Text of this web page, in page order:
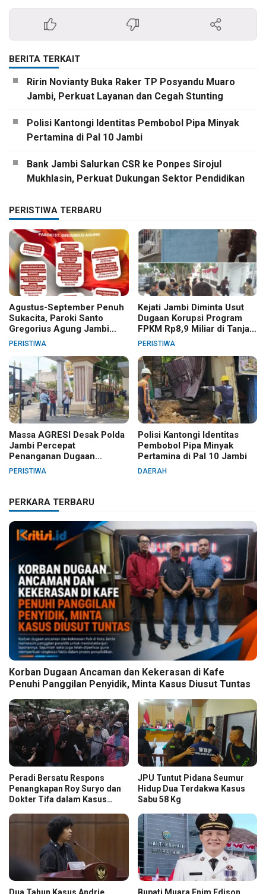
BERITA TERKAIT
Ririn Novianty Buka Raker TP Posyandu Muaro
Jambi, Perkuat Layanan dan Cegah Stunting
Polisi Kantongi Identitas Pembobol Pipa Minyak
Pertamina di Pal 10 Jambi
Bank Jambi Salurkan CSR ke Ponpes Sirojul
Mukhlasin, Perkuat Dukungan Sektor Pendidikan
PERISTIWA TERBARU
Agustus-September Penuh
Sukacita, Paroki Santo
Gregorius Agung Jambi
Gelar Berbagai Kegiatan
PERISTIWA
Kejati Jambi Diminta Usut
Dugaan Korupsi Program
FPKM Rp8,9 Miliar di Tanjab
Barat
PERISTIWA
Massa AGRESI Desak Polda
Jambi Percepat
Penanganan Dugaan
Pelanggaran Hak Cipta Buku
PERISTIWA
Polisi Kantongi Identitas
Pembobol Pipa Minyak
Pertamina di Pal 10 Jambi
DAERAH
PERKARA TERBARU
Korban Dugaan Ancaman dan Kekerasan di Kafe
Penuhi Panggilan Penyidik, Minta Kasus Diusut Tuntas
Peradi Bersatu Respons
Penangkapan Roy Suryo dan
Dokter Tifa dalam Kasus
JPU Tuntut Pidana Seumur
Hidup Dua Terdakwa Kasus
Sabu 58 Kg